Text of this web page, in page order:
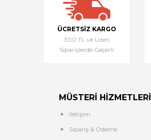
ÜCRETSIZ KARGO
300 TL ve Üzeri
Siparişlerde Geçerli
MÜSTERI HIZMETLERI
İletişim
Sipariş & Ödeme